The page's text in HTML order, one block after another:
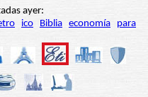
ayer:
ico Biblia economía para